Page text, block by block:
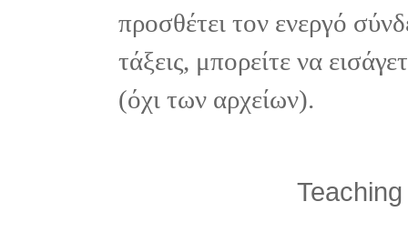
προσθέτει τον ενεργό
τάξεις, μπορείτε να
(όχι των αρχείων).